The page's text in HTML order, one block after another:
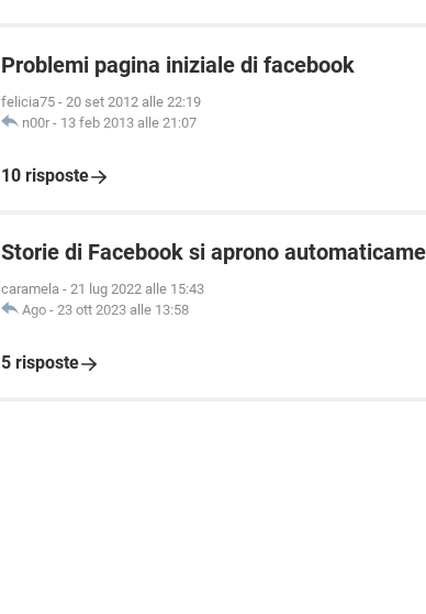
Problemi pagina iniziale di facebook
felicia75 - 20 set 2012 alle 22:19
n00r - 13 feb 2013 alle 21:07
10 risposte
Storie di Facebook si aprono
caramela - 21 lug 2022 alle 15:43
Ago - 23 ott 2023 alle 13:58
5 risposte